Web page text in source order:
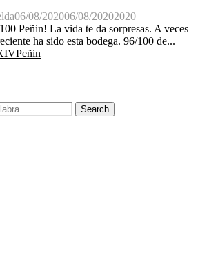
06/08/202006/08/20202020
Peñin! La vida te da sorpresas. A veces
ha sido esta bodega. 96/100 de...
Peñin
Search